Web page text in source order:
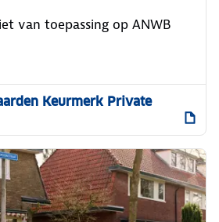
van toepassing op ANWB
Keurmerk Private